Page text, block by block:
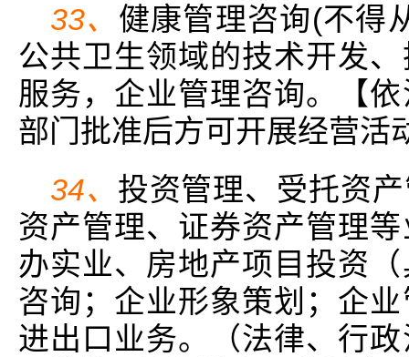
33、 健康管理咨询(不得
公共卫生领域的技术开发
服务，企业管理咨询。【
部门批准后方可开展经营活
34、 投资管理、受托资
资产管理、证券资产管理
办实业、房地产项目投资
咨询；企业形象策划；企
进出口业务。（法律、行